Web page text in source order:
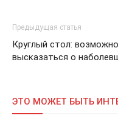
Предыдущая статья
Круглый стол:
высказаться о
ЭТО МОЖЕТ БЫТЬ